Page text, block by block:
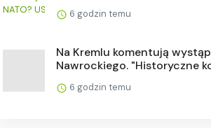
6 godzin temu
Na Kremlu komentują
Nawrockiego. "Historyczne
6 godzin temu